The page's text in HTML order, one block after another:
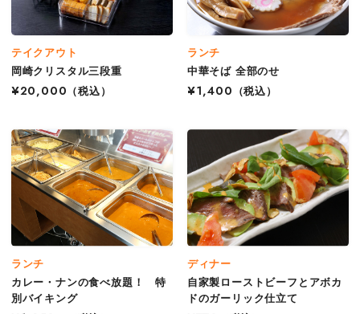
テイクアウト
岡崎クリスタル三段重
¥20,000 （税込）
ランチ
中華そば 全部のせ
¥1,400
（税込）
ランチ
カレー・ナンの食べ放題！ 特
別バイキング
ディナー
自家製ローストビーフとアボカ
ドのガーリック仕立て